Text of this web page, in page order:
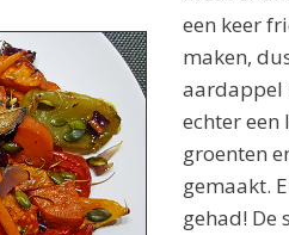
een keer
maken,
aardappel
echter
groenten
gemaakt.
gehad! De